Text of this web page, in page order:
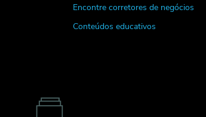
Encontre corretores de negócios
Conteúdos educativos